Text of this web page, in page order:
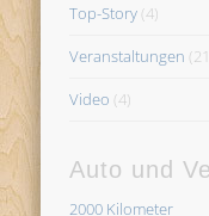
Top-Story (4)
Veranstaltungen
Video (4)
Auto und
2000 Kilometer